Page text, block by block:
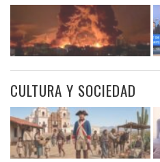
CULTURA Y SOCIEDAD